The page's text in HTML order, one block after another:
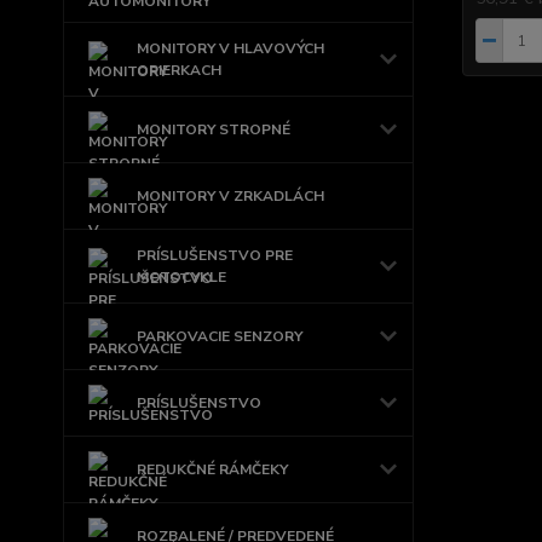
MONITORY V HLAVOVÝCH
OPIERKACH
MONITORY STROPNÉ
MONITORY V ZRKADLÁCH
PRÍSLUŠENSTVO PRE
MOTOCYKLE
PARKOVACIE SENZORY
PRÍSLUŠENSTVO
REDUKČNÉ RÁMČEKY
ROZBALENÉ / PREDVEDENÉ